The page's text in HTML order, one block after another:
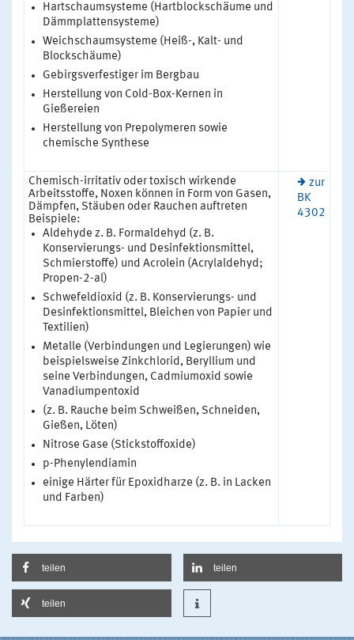
Hartschaumsysteme (Hartblockschäume und
Dämmplattensysteme)
Weichschaumsysteme (Heiß-, Kalt- und
Blockschäume)
Gebirgsverfestiger im Bergbau
Herstellung von Cold-Box-Kernen in
Gießereien
Herstellung von Prepolymeren sowie
chemische Synthese
Chemisch-irritativ oder toxisch wirkende
Arbeitsstoffe, Noxen können in Form von Gasen,
Dämpfen, Stäuben oder Rauchen auftreten
Beispiele:
Aldehyde z. B. Formaldehyd (z. B.
Konservierungs- und Desinfektionsmittel,
Schmierstoffe) und Acrolein (Acrylaldehyd;
Propen-2-al)
Schwefeldioxid (z. B. Konservierungs- und
Desinfektionsmittel, Bleichen von Papier und
Textilien)
Metalle (Verbindungen und Legierungen) wie
beispielsweise Zinkchlorid, Beryllium und
seine Verbindungen, Cadmiumoxid sowie
Vanadiumpentoxid
(z. B. Rauche beim Schweißen, Schneiden,
Gießen, Löten)
Nitrose Gase (Stickstoffoxide)
p-Phenylendiamin
einige Härter für Epoxidharze (z. B. in Lacken
und Farben)
zur
BK
4302
teilen teilen
teilen